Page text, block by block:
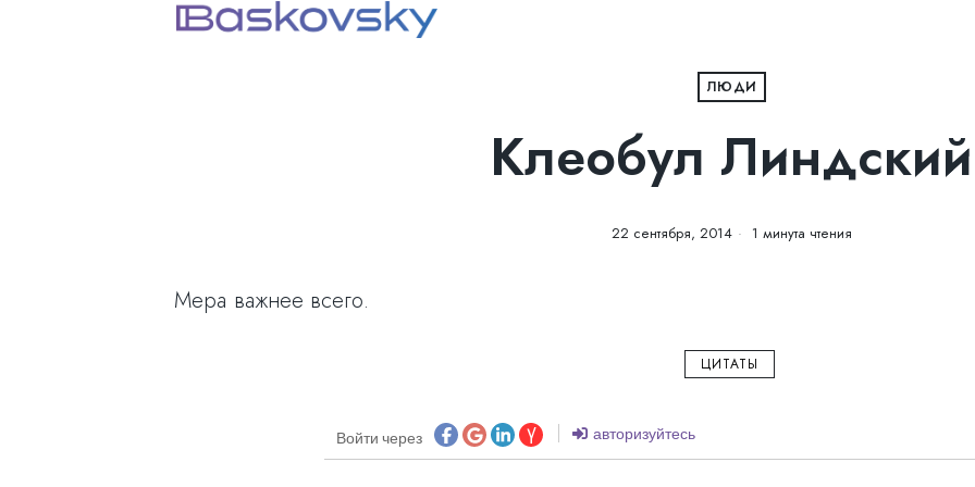
ЛЮДИ
Клеобул Линдский
22 сентября, 2014 1 минута чтения
Мера важнее всего.
ЦИТАТЫ
Войти через авторизуйтесь